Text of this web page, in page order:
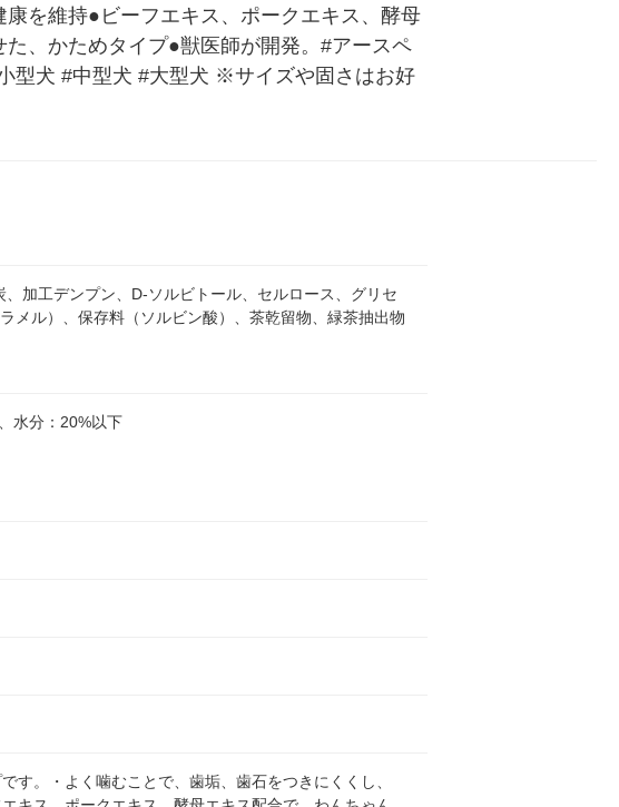
を維持●ビーフエキス、ポークエキス、酵母
、かためタイプ●獣医師が開発。#アースペ
型犬 #中型犬 #大型犬 ※サイズや固さはお好
加工デンプン、D-ソルビトール、セルロース、グリセ
メル）、保存料（ソルビン酸）、茶乾留物、緑茶抽出物
水分：20%以下
す。・よく噛むことで、歯垢、歯石をつきにくくし、